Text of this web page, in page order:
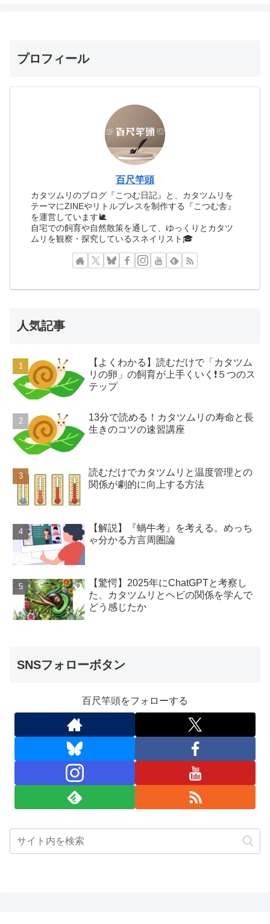
プロフィール
百尺竿頭
カタツムリのブログ『こつむ日記』と、カタツムリを
テーマにZINEやリトルプレスを制作する『こつむ舎』
を運営しています🐌
自宅での飼育や自然散策を通して、ゆっくりとカタツ
ムリを観察・探究しているスネイリスト🎓
人気記事
【よくわかる】読むだけで「カタツム
リの卵」の飼育が上手くいく❗️５つのス
テップ
13分で読める！カタツムリの寿命と長
生きのコツの速習講座
読むだけでカタツムリと温度管理との
関係が劇的に向上する方法
【解説】『蝸牛考』を考える。めっち
ゃ分かる方言周圏論
【驚愕】2025年にChatGPTと考察し
た、カタツムリとヘビの関係を学んで
どう感じたか
SNSフォローボタン
百尺竿頭をフォローする